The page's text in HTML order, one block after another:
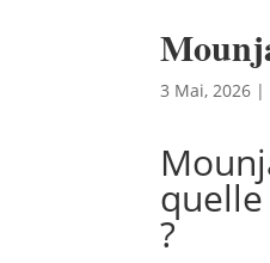
3 Mai, 2026 |
?